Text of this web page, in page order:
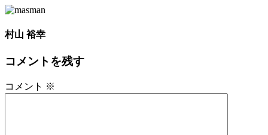
村山 裕幸
コメントを残す
コメント ※